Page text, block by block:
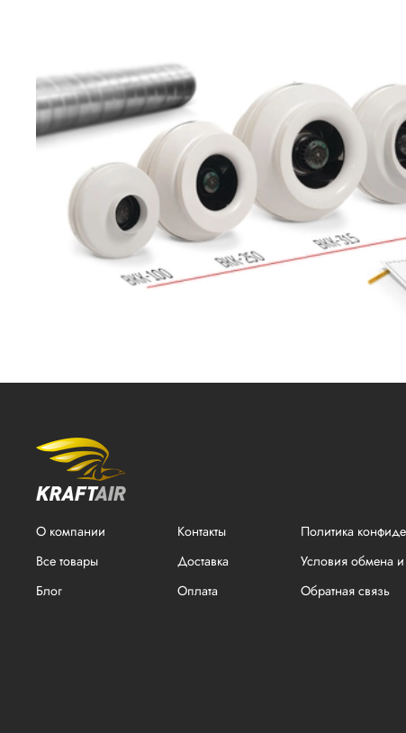
О компании
Все товары
Блог
Контакты
Доставка
Оплата
Политика
Условия обмена и
Обратная связь